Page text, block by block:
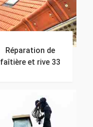
Réparation de
faîtière et rive 33